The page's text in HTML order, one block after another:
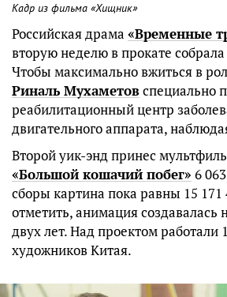
Кадр из фильма «Хищник»
Российская драма «Временные
вторую неделю в прокате собрала
Чтобы максимально вжиться в
Риналь Мухаметовспециально
реабилитационный центр
двигательного аппарата,
Второй уик-энд принес
«Большой кошачий побег» 6
сборы картина пока равны 15 171
отметить, анимация создавалась
двух лет. Над проектом работали
художников Китая.